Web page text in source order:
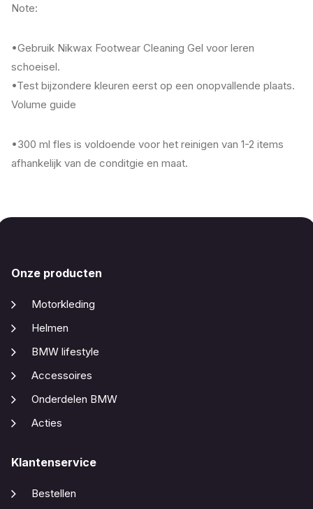
Note:
•Gebruik Nikwax Footwear Cleaning Gel voor leren
schoeisel.
•Test bijzondere kleuren eerst op een onopvallende plaats.
Volume guide
•300 ml fles is voldoende voor het reinigen van 1-2 items
afhankelijk van de conditgie en maat.
Onze producten
Motorkleding
Helmen
BMW lifestyle
Accessoires
Onderdelen BMW
Acties
Klantenservice
Bestellen